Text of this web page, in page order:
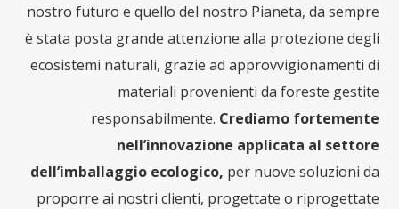
nostro futuro e quello del nostro Pianeta, da sempre
è stata posta grande attenzione alla protezione degli
ecosistemi naturali, grazie ad approvvigionamenti di
materiali provenienti da foreste gestite
responsabilmente. Crediamo fortemente
nell’innovazione applicata al settore
dell’imballaggio ecologico, per nuove soluzioni da
proporre ai nostri clienti, progettate o riprogettate